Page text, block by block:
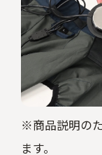
※商品説明の
ます。